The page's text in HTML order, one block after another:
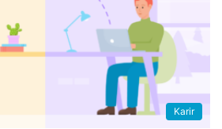
Karir